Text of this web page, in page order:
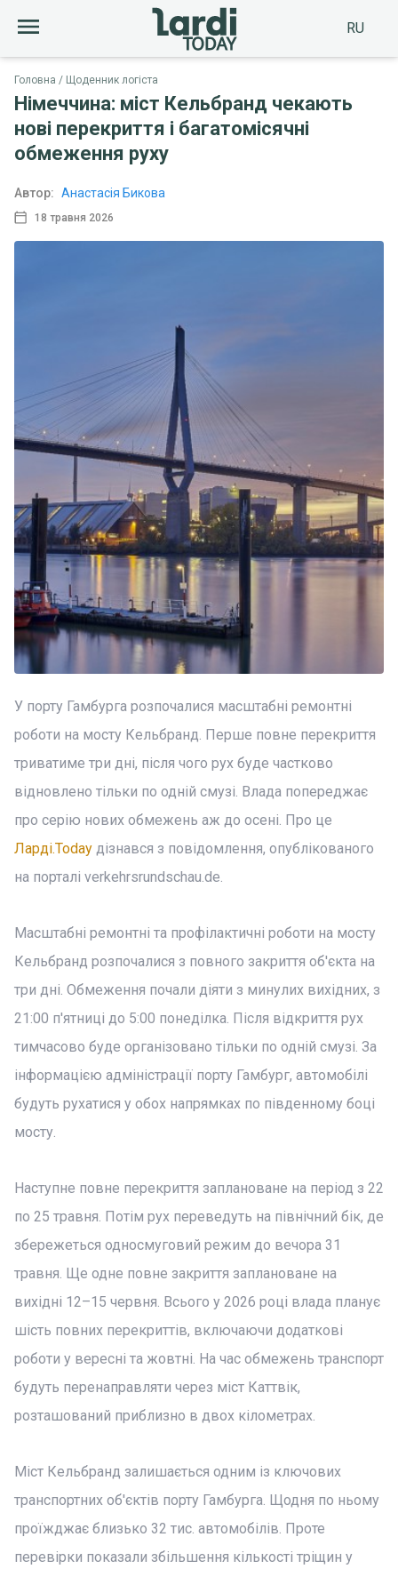
RU
Головна Щоденник логіста
Німеччина: міст Кельбранд чекають
нові перекриття і багатомісячні
обмеження руху
18 травня 2026
Автор: Анастасія Бикова
У порту Гамбурга розпочалися масштабні ремонтні
роботи на мосту Кельбранд. Перше повне перекриття
триватиме три дні, після чого рух буде частково
відновлено тільки по одній смузі. Влада попереджає
про серію нових обмежень аж до осені. Про це
Ларді.Today дізнався з повідомлення, опублікованого
на порталі verkehrsrundschau.de.
Масштабні ремонтні та профілактичні роботи на мосту
Кельбранд розпочалися з повного закриття об'єкта на
три дні. Обмеження почали діяти з минулих вихідних, з
21:00 п'ятниці до 5:00 понеділка. Після відкриття рух
тимчасово буде організовано тільки по одній смузі. За
інформацією адміністрації порту Гамбург, автомобілі
будуть рухатися у обох напрямках по південному боці
мосту.
Наступне повне перекриття заплановане на період з 22
по 25 травня. Потім рух переведуть на північний бік, де
збережеться односмуговий режим до вечора 31
травня. Ще одне повне закриття заплановане на
вихідні 12–15 червня. Всього у 2026 році влада планує
шість повних перекриттів, включаючи додаткові
роботи у вересні та жовтні. На час обмежень транспорт
будуть перенаправляти через міст Каттвік,
розташований приблизно в двох кілометрах.
Міст Кельбранд залишається одним із ключових
транспортних об'єктів порту Гамбурга. Щодня по ньому
проїжджає близько 32 тис. автомобілів. Проте
перевірки показали збільшення кількості тріщин у